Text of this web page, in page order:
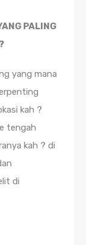
PALING
yang mana
kah ?
tengah
kah ? di
di